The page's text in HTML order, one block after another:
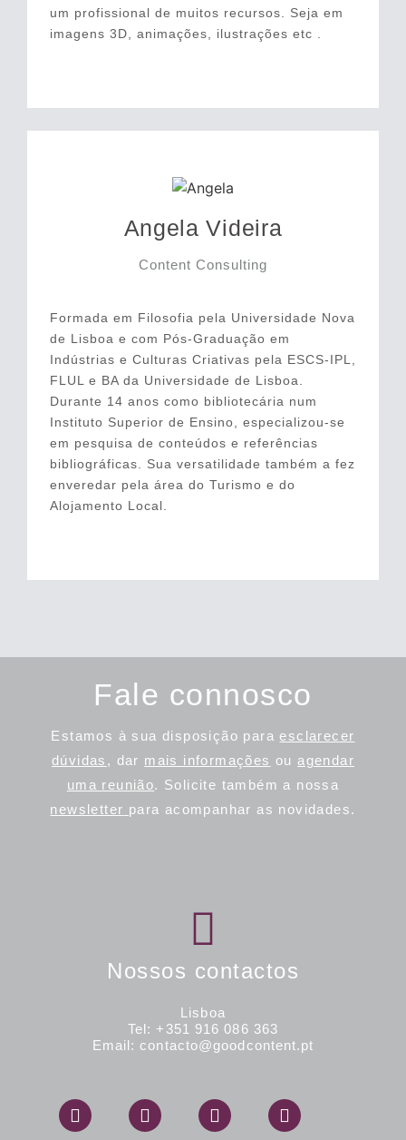
um profissional de muitos recursos. Seja em
imagens 3D, animações, ilustrações etc .
Angela Videira
Content Consulting
Formada em Filosofia pela Universidade Nova
de Lisboa e com Pós-Graduação em
Indústrias e Culturas Criativas pela ESCS-IPL,
FLUL e BA da Universidade de Lisboa.
Durante 14 anos como bibliotecária num
Instituto Superior de Ensino, especializou-se
em pesquisa de conteúdos e referências
bibliográficas. Sua versatilidade também a fez
enveredar pela área do Turismo e do
Alojamento Local.
Fale connosco
Estamos à sua disposição para esclarecer
dúvidas , dar mais informações ou agendar
uma reunião. Solicite também a nossa
newsletter para acompanhar as novidades.
Nossos contactos
Lisboa
Tel: +351 916 086 363
Email: contacto@goodcontent.pt